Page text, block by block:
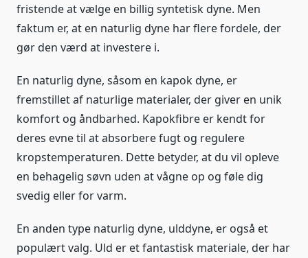
fristende at vælge en billig syntetisk dyne. Men
faktum er, at en naturlig dyne har flere fordele, der
gør den værd at investere i.
En naturlig dyne, såsom en kapok dyne, er
fremstillet af naturlige materialer, der giver en unik
komfort og åndbarhed. Kapokfibre er kendt for
deres evne til at absorbere fugt og regulere
kropstemperaturen. Dette betyder, at du vil opleve
en behagelig søvn uden at vågne op og føle dig
svedig eller for varm.
En anden type naturlig dyne, ulddyne, er også et
populært valg. Uld er et fantastisk materiale, der har